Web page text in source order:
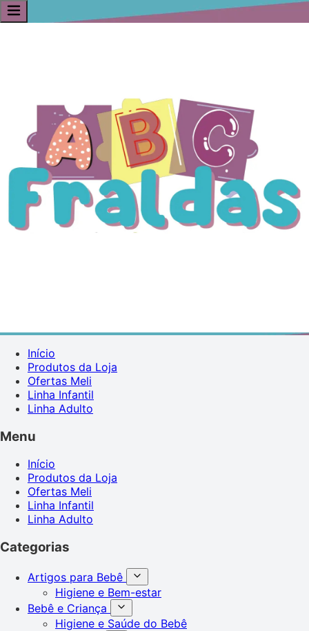
Início
Produtos da Loja
Ofertas Meli
Linha Infantil
Linha Adulto
Menu
Início
Produtos da Loja
Ofertas Meli
Linha Infantil
Linha Adulto
Categorias
Artigos para Bebê
Higiene e Bem-estar
Bebê e Criança
Higiene e Saúde do Bebê